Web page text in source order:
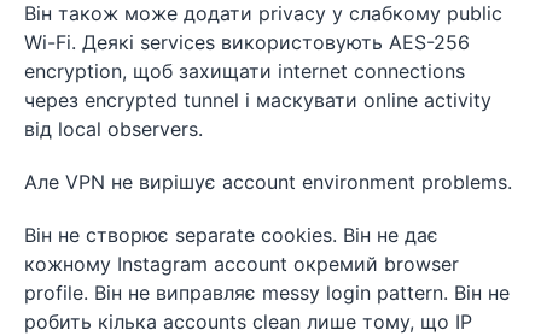
Він також може додати privacy у слабкому public
Wi-Fi. Деякі services використовують AES-256
encryption, щоб захищати internet connections
через encrypted tunnel і маскувати online activity
від local observers.
Але VPN не вирішує account environment problems.
Він не створює separate cookies. Він не дає
кожному Instagram account окремий browser
profile. Він не виправляє messy login pattern. Він не
робить кілька accounts clean лише тому, що IP